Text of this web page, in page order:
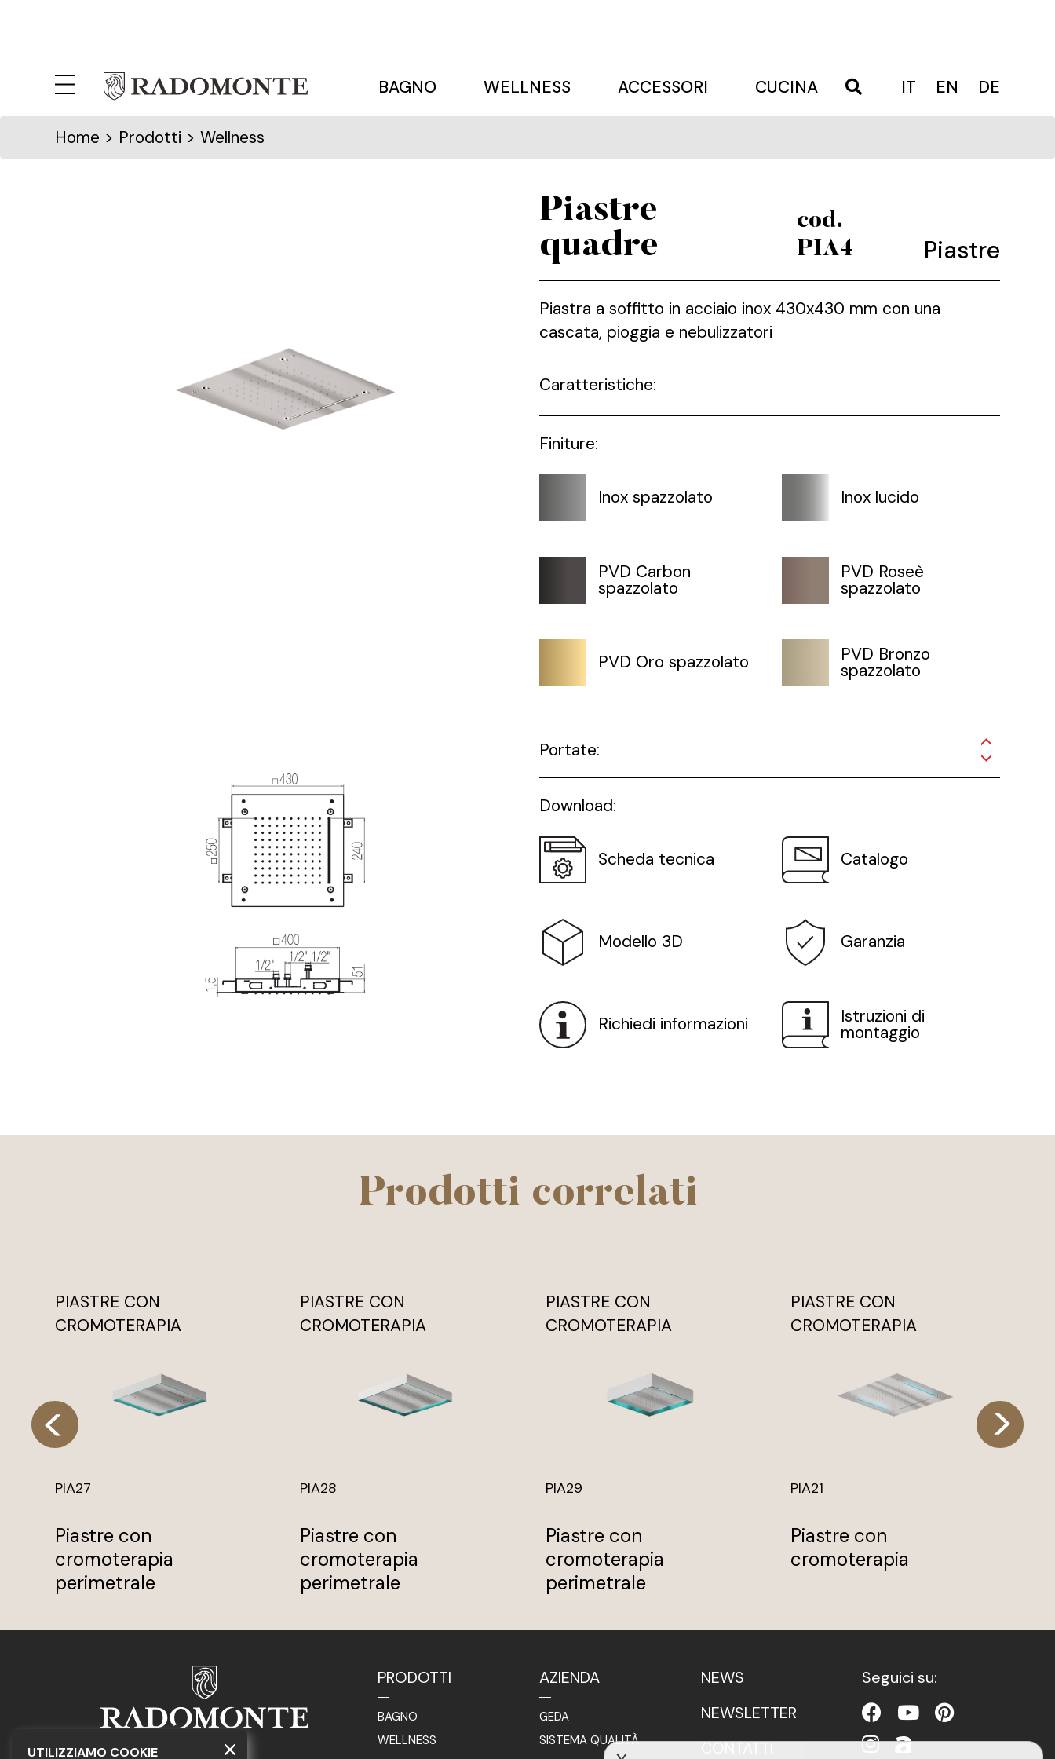
BAGNO WELLNESS ACCESSORI CUCINA IT EN DE
Home > Prodotti > Wellness
Piastre
quadre
cod.
PIA4
Piastre
Piastra a soffitto in acciaio inox 430x430 mm con una
cascata, pioggia e nebulizzatori
Caratteristiche:
Finiture:
Inox spazzolato Inox lucido
PVD Carbon
spazzolato
PVD Roseè
spazzolato
PVD Oro spazzolato PVD Bronzo
spazzolato
Portate:
Download:
Scheda tecnica Catalogo
Modello 3D Garanzia
Richiedi informazioni Istruzioni di
montaggio
Prodotti correlati
PIASTRE CON
CROMOTERAPIA
PIA27
Piastre con
cromoterapia
perimetrale
PIASTRE CON
CROMOTERAPIA
PIA28
Piastre con
cromoterapia
perimetrale
PIASTRE CON
CROMOTERAPIA
PIA29
Piastre con
cromoterapia
perimetrale
PIASTRE CON
CROMOTERAPIA
PIA21
Piastre con
cromoterapia
PRODOTTI
BAGNO
WELLNESS
AZIENDA
GEDA
SISTEMA QUALITÀ
NEWS
NEWSLETTER
CONTATTI
Seguici su:
UTILIZZIAMO COOKIE